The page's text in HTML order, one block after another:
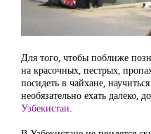
Для того, чтобы поближе
на красочных, пестрых,
посидеть в чайхане,
необязательно ехать далеко,
Узбекистан.